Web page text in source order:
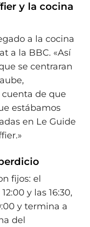
y la cocina
a la cocina
a la BBC. «Así
se centraran
cuenta de que
estábamos
en Le Guide
fijos: el
y las 16:30,
y termina a
del